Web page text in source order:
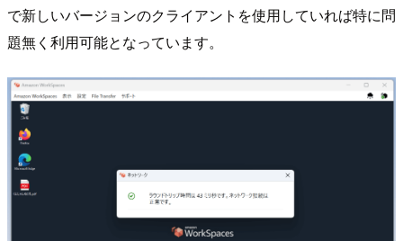
で新しいバージョンのクライアントを使用していれば特に問
題無く利用可能となっています。